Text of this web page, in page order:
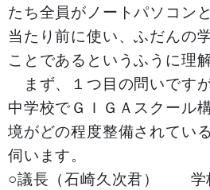
たち全員がノートパソコン
当たり前に使い、ふだんの
ことであるというふうに理
まず、１つ目の問いです
中学校でＧＩＧＡスクール
境がどの程度整備されてい
伺います。
○議長（石崎久次君） 学